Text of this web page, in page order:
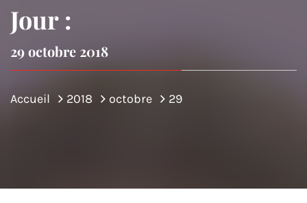
Jour :
29 octobre 2018
Accueil 2018 octobre 29